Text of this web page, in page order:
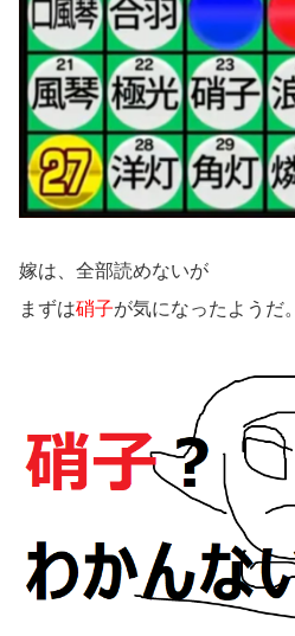
嫁は、全部読めないが
まずは硝子が気になったようだ。